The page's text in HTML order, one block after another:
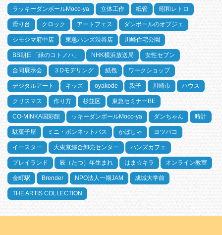
ラッキーダンボールMoco-ya 立体工作 紙管 昭和レトロ
滑り台 クロック アートフェス ダンボールのオブジェ
シモジマ府中店 東急ハンズ渋谷店 川崎住宅公園
BS朝日「緑のコトノハ」 NHK横浜放送局 女性セブン
合同展示会 ３Dモデリング 紙包 ワークショップ
デジタルアート キッズ oyakode 親子 川崎市 ハウス
クリスマス 作り方 杉並区 東急セミナーBE
CO-MINKA国彩館 ッキーダンボールMoco-ya ダンちゃん 時計
駄菓子屋 ミニ・ボンネットバス かぼしゃ ヨツバコ
イースター 大東京綜合卸売センター ハンズカフェ
プレイランド 辰（たつ）年生まれ はま☆キラ オンライン教室
金町駅 Brender NPO法人一期JAM 成城大学前
THE ARTIS COLLECTION